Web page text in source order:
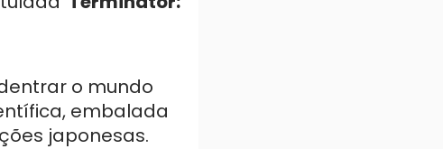
o mundo
embalada
japonesas.